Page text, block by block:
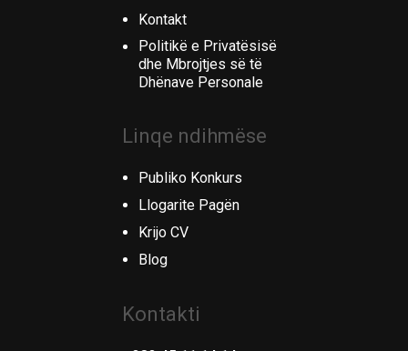
Kontakt
Politikë e Privatësisë
dhe Mbrojtjes së të
Dhënave Personale
Linqe ndihmëse
Publiko Konkurs
Llogarite Pagën
Krijo CV
Blog
Kontakti